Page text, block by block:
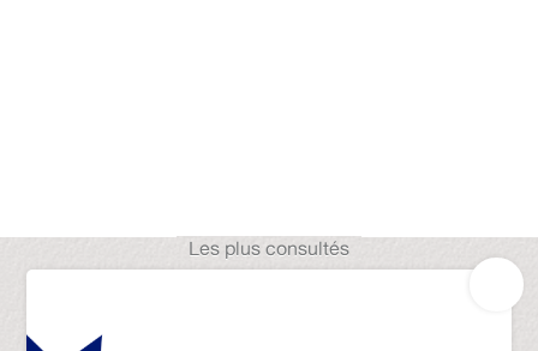
Les plus consultés